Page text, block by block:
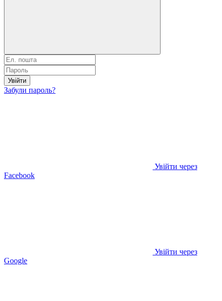
Увійти
Забули пароль?
Увійти через
Facebook
Увійти через
Google